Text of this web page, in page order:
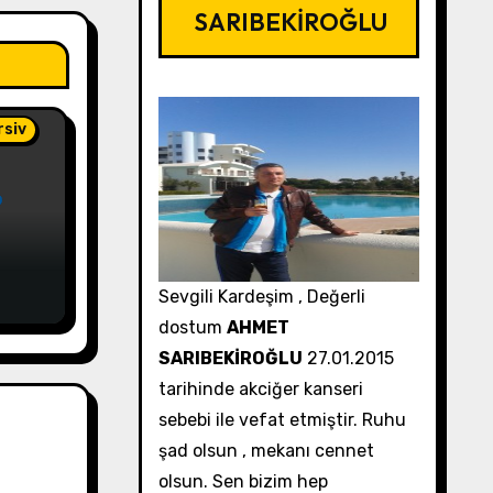
SARIBEKİROĞLU
Sevgili Kardeşim , Değerli
dostum AHMET
SARIBEKİROĞLU 27.01.2015
tarihinde akciğer kanseri
sebebi ile vefat etmiştir. Ruhu
şad olsun , mekanı cennet
olsun. Sen bizim hep